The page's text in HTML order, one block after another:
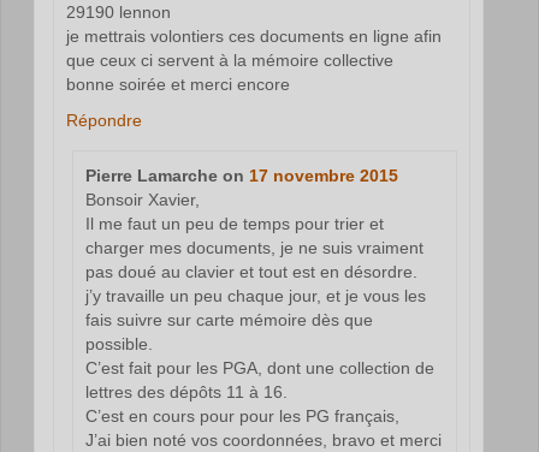
29190 lennon
je mettrais volontiers ces documents en ligne afin
que ceux ci servent à la mémoire collective
bonne soirée et merci encore
Répondre
Pierre Lamarche on 17 novembre 2015
Bonsoir Xavier,
Il me faut un peu de temps pour trier et
charger mes documents, je ne suis vraiment
pas doué au clavier et tout est en désordre.
j’y travaille un peu chaque jour, et je vous les
fais suivre sur carte mémoire dès que
possible.
C’est fait pour les PGA, dont une collection de
lettres des dépôts 11 à 16.
C’est en cours pour pour les PG français,
J’ai bien noté vos coordonnées, bravo et merci